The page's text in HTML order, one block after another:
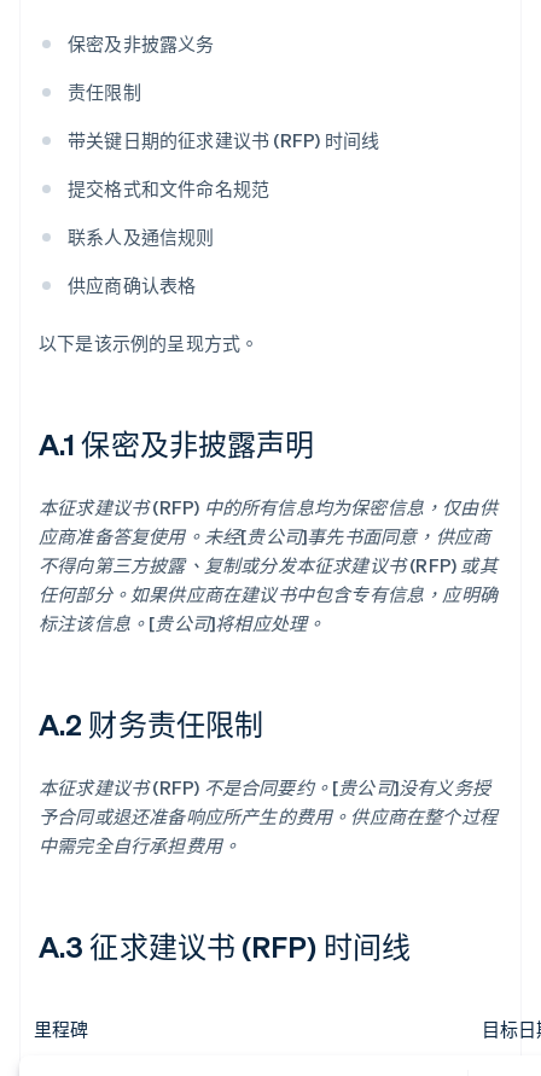
保密及非披露义务
责任限制
带关键日期的征求建议书 (RFP) 时间线
提交格式和文件命名规范
联系人及通信规则
供应商确认表格
以下是该示例的呈现方式。
A.1 保密及非披露声明
本征求建议书 (RFP) 中的所有信息均为保密信息，仅由供
应商准备答复使用。未经[贵公司]事先书面同意，供应商
不得向第三方披露、复制或分发本征求建议书 (RFP) 或其
任何部分。如果供应商在建议书中包含专有信息，应明确
标注该信息。[贵公司]将相应处理。
A.2 财务责任限制
本征求建议书 (RFP) 不是合同要约。[贵公司]没有义务授
予合同或退还准备响应所产生的费用。供应商在整个过程
中需完全自行承担费用。
A.3 征求建议书 (RFP) 时间线
里程碑 目标